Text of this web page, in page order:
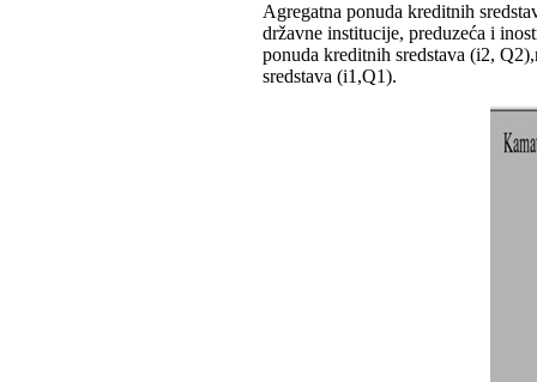
Agregatna ponuda kreditnih
državne institucije, preduzeća i
ponuda kreditnih sredstava (i2,
sredstava (i1,Q1).